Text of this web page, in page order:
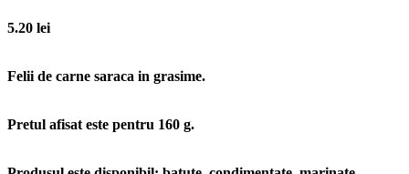
5.20 lei
Felii de carne saraca in grasime.
Pretul afisat este pentru 160 g.